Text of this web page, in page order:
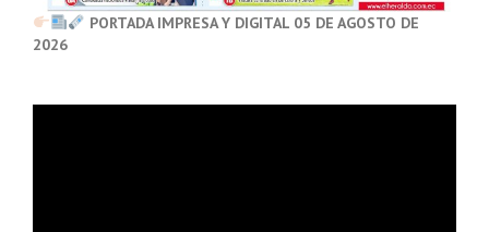
PORTADA IMPRESA Y DIGITAL 05 DE AGOSTO DE
2026